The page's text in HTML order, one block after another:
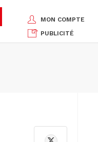
MON COMPTE
PUBLICITÉ